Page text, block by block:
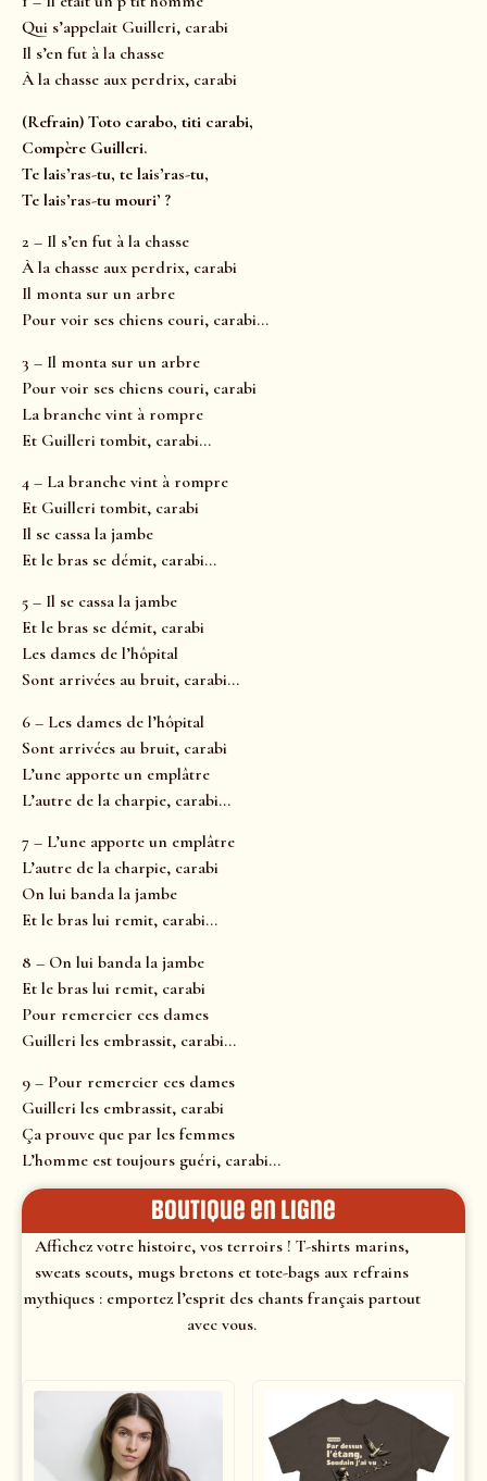
Qui s’appelait Guilleri, carabi
Il s’en fut à la chasse
À la chasse aux perdrix, carabi
(Refrain) Toto carabo, titi carabi,
Compère Guilleri.
Te lais’ras-tu, te lais’ras-tu,
Te lais’ras-tu mouri’ ?
2 – Il s’en fut à la chasse
À la chasse aux perdrix, carabi
Il monta sur un arbre
Pour voir ses chiens couri, carabi…
3 – Il monta sur un arbre
Pour voir ses chiens couri, carabi
La branche vint à rompre
Et Guilleri tombit, carabi…
4 – La branche vint à rompre
Et Guilleri tombit, carabi
Il se cassa la jambe
Et le bras se démit, carabi…
5 – Il se cassa la jambe
Et le bras se démit, carabi
Les dames de l’hôpital
Sont arrivées au bruit, carabi…
6 – Les dames de l’hôpital
Sont arrivées au bruit, carabi
L’une apporte un emplâtre
L’autre de la charpie, carabi…
7 – L’une apporte un emplâtre
L’autre de la charpie, carabi
On lui banda la jambe
Et le bras lui remit, carabi…
8 – On lui banda la jambe
Et le bras lui remit, carabi
Pour remercier ces dames
Guilleri les embrassit, carabi…
9 – Pour remercier ces dames
Guilleri les embrassit, carabi
Ça prouve que par les femmes
L’homme est toujours guéri, carabi…
Boutique en ligne
Affichez votre histoire, vos terroirs ! T-shirts marins,
sweats scouts, mugs bretons et tote-bags aux refrains
mythiques : emportez l’esprit des chants français partout
avec vous.